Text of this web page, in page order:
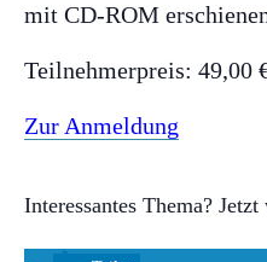
mit CD-ROM
Teilnehmerpreis: 49,00
Zur Anmeldung
Interessantes Thema?